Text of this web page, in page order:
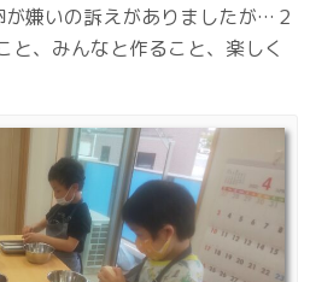
嫌いの訴えがありましたが…２
と、みんなと作ること、楽しく